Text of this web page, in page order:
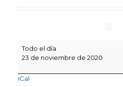
Recuperaciones
Finales
8:00
Todo el día
23 de noviembre de 2020
iCal